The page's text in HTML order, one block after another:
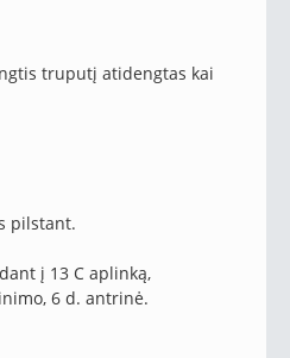
truputį atidengtas kai
pilstant.
į 13 C aplinką,
6 d. antrinė.